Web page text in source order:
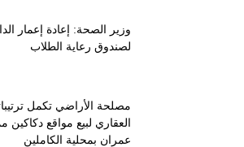
وزير الصحة: إعادة إعمار
لصندوق رعاية الطلاب
مصلحة الأراضي تكمل
العقاري لبيع مواقع دكاكين
عمران بمحلية الكاملين